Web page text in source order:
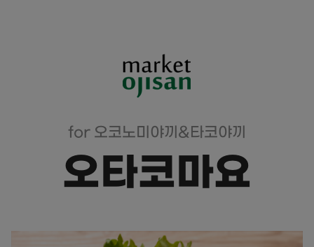
for 오코노미야끼&타코야끼
오타코마요